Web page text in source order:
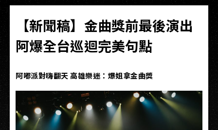
【新聞稿】金曲獎前最後演出
阿爆全台巡迴完美句點
阿嘟派對嗨翻天 高雄樂迷：爆姐拿金曲獎